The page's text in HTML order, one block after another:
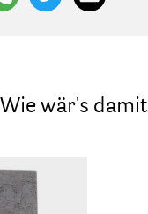
Wie wär's damit